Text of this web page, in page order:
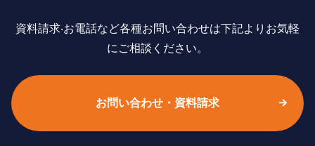
資料請求‧お電話など各種お問い合わせは下記よりお気軽
にご相談ください。
お問い合わせ・資料請求